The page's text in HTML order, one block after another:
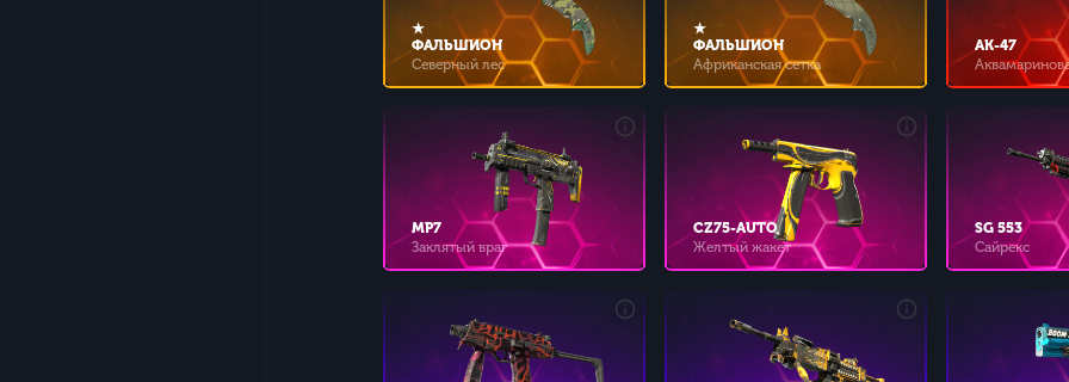
★
ФАЛЬШИОН
Северный лес
★
ФАЛЬШИОН
Африканская сетка
AK-47
MP7
Заклятый враг
CZ75-AUTO
Желтый жакет
SG 553
Сайрекс